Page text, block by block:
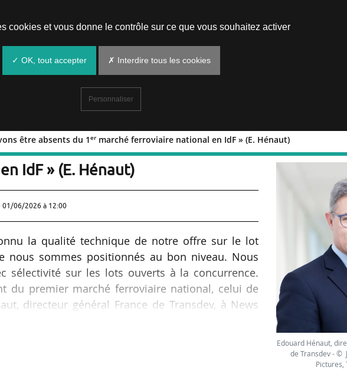
être absents du 1er marché ferroviaire national en IdF » (E. Hénaut)
pouvons être absents du 1er
IdF » (E. Hénaut)
01/06/2026 à 12:00
la qualité technique de notre offre sur le lot
nous sommes positionnés au bon niveau. Nous
sélectivité sur les lots ouverts à la concurrence.
du premier marché ferroviaire national, celui de
directeur général France de Transdev, à News
Edouard Hénaut,
de Transdev - ©
Pictures,
cookies et vous donne le contrôle sur ce que vous souhaitez activer
✓ OK, tout accepter ✗ Interdire tous les cookies
Personnaliser